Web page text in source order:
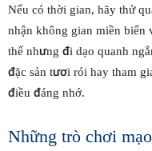
Nếu có thời gian, hãy thử
nhận không gian miền biển
thế nhưng đi dạo quanh
đặc sản tươi rói hay tham
điều đáng nhớ.
Những trò chơi